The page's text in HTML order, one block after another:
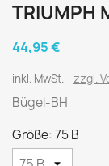
TRIUMPH
44,95 €
inkl. MwSt. zzgl.
Bügel-BH
Größe: 75 B